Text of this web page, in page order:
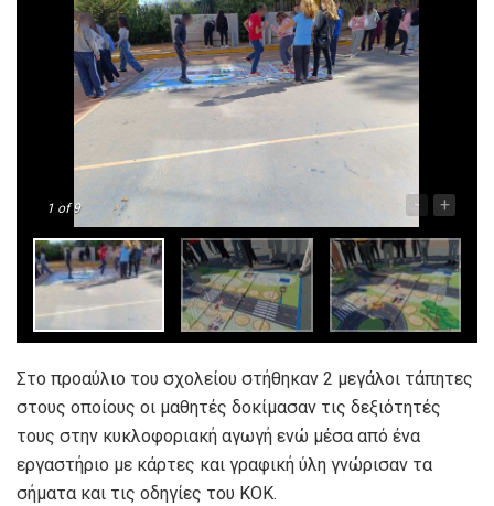
1 of 9 - +
Στο προαύλιο του σχολείου στήθηκαν 2 μεγάλοι τάπητες
στους οποίους οι μαθητές δοκίμασαν τις δεξιότητές
τους στην κυκλοφοριακή αγωγή ενώ μέσα από ένα
εργαστήριο με κάρτες και γραφική ύλη γνώρισαν τα
σήματα και τις οδηγίες του ΚΟΚ.